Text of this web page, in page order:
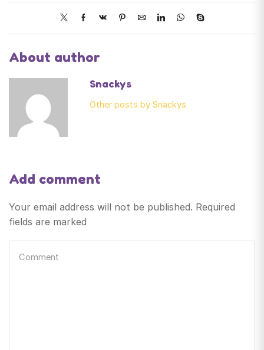
About author
Snackys
Other posts by Snackys
Add comment
Your email address will not be published. Required
fields are marked